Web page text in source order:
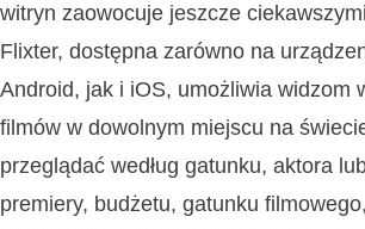
witryn zaowocuje jeszcze
Flixter, dostępna zarówno na
Android, jak i iOS, umożliwia widzom
filmów w dowolnym miejscu na
przeglądać według gatunku, aktora
premiery, budżetu, gatunku